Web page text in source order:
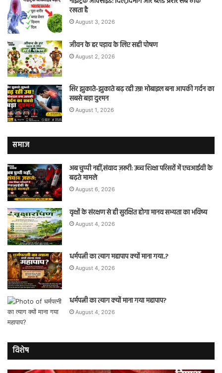
रखता है
August 3, 2026
जीवन के हर पड़ाव के लिए सही पोषण
August 2, 2026
सिर झुकाते-झुकाते बढ़ रही उम्र! मोबाइल बना आपकी गर्दन का
सबसे बड़ा दुश्मन
August 1, 2026
समाज
अब चुप्पी नहीं,संवाद ज़रूरी: उच्च शिक्षा परिसरों में एचआईवी के
बढ़ते मामले
August 6, 2026
वृक्षों के संरक्षण से ही सुरक्षित होगा मानव सभ्यता का भविष्य
August 4, 2026
धर्मपत्नी का त्याग महापाप क्यों माना गया..?
August 4, 2026
धर्मपत्नी का त्याग क्यों माना गया महापाप?
August 4, 2026
विशेष